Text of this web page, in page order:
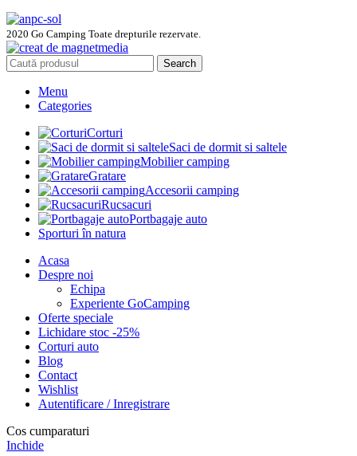
2020 Go Camping Toate drepturile rezervate.
Search
Menu
Categories
Corturi
Saci de dormit si saltele
Mobilier camping
Gratare
Accesorii camping
Rucsacuri
Portbagaje auto
Sporturi în natura
Acasa
Despre noi
Echipa
Experiente GoCamping
Oferte speciale
Lichidare stoc -25%
Corturi auto
Blog
Contact
Wishlist
Autentificare / Inregistrare
Cos cumparaturi
Inchide